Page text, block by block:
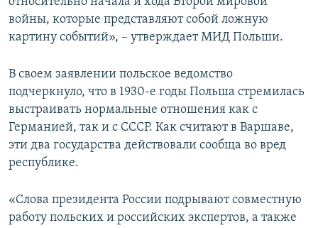
войны, которые представляют собой ложную
картину событий», – утверждает МИД Польши.
В своем заявлении польское ведомство
подчеркнуло, что в 1930-е годы Польша стремилась
выстраивать нормальные отношения как с
Германией, так и с СССР. Как считают в Варшаве,
эти два государства действовали сообща во вред
республике.
«Слова президента России подрывают совместную
работу польских и российских экспертов, а также